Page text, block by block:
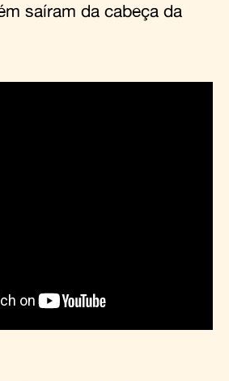
saíram da cabeça da